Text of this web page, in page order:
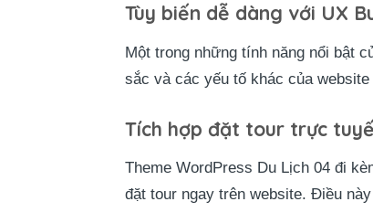
Tùy biến dễ dàng với UX
Một trong những tính năng nổi bật
sắc và các yếu tố khác của
Tích hợp đặt tour trực
Theme WordPress Du Lịch 04 đi
đặt tour ngay trên website. Điều